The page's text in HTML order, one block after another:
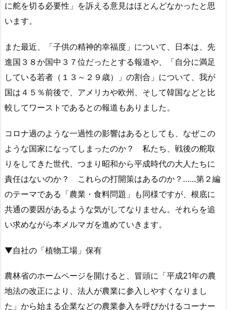
に舵を切る必要性」を訴える意見はほとんどなかったと思
います。
また最近、「子供の精神的幸福度」について、日本は、先
進国３８か国中３７位だったとする報道や、「自分に満足
している若者（１３～２９歳）」の割合」について、我が
国は４５％前後で、アメリカや欧州、そして韓国などと比
較してワーストであるとの報道もありました。
コロナ過のような一過性の影響はあるとしても、なぜこの
ような国家になってしまったのか？ 私たち、戦後の舵取
りをしてきた世代、つまり昭和から平成時代の大人たちに
責任はないのか？ これらの打開策はあるのか？……第２編
のテーマである「農業・食料問題」も同様ですが、根底に
共通の要因があるような気がしてなりません。それらを追
い求めながら本メルマガを進めていきます。
▼自社の「植物工場」保有
農林省のホームページを開けると、冒頭に「平成21年の農
地法の改正により、法人が農業に参入しやすくなりまし
た」から始まる企業などの農業参入を呼びかけるコーナー